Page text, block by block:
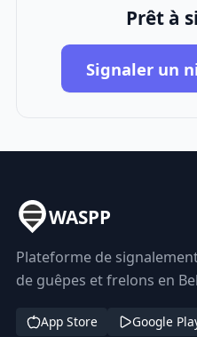
Prêt à
Signaler un
WASPP
Plateforme de
de guêpes et frelons en
App Store Google